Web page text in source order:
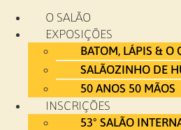
para
conteúdo
O SALÃO
EXPOSIÇÕES
BATOM, LÁPIS & O
SALÃOZINHO DE
50 ANOS 50 MÃOS
INSCRIÇÕES
53º SALÃO